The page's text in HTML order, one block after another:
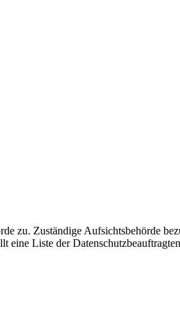
zu. Zuständige Aufsichtsbehörde
eine Liste der